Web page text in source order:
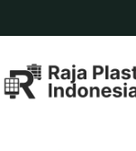
content